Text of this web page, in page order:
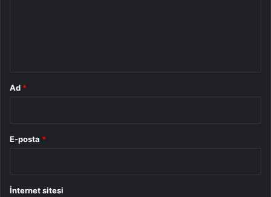
Ad *
E-posta *
İnternet sitesi